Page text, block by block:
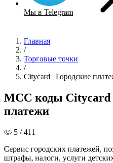
Мы в Telegram
Главная
/
Торговые точки
/
Citycard | Городские
MCC коды Citycard
платежи
5 / 411
Сервис городских платежей,
штрафы, налоги, услуги